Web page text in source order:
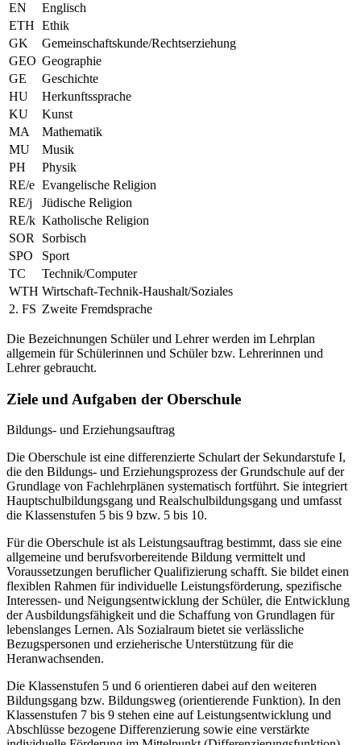
EN
Englisch
ETH Ethik
GK
Gemeinschaftskunde/Rechtserziehung
GEO Geographie
GE
Geschichte
HU
Herkunftssprache
KU
Kunst
MA
Mathematik
MU
Musik
PH
Physik
RE/e Evangelische Religion
RE/j
Jüdische Religion
RE/k Katholische Religion
SOR
Sorbisch
SPO
Sport
TC
Technik/Computer
WTH Wirtschaft-Technik-Haushalt/Soziales
2. FS Zweite Fremdsprache
Die Bezeichnungen Schüler und Lehrer werden im Lehrplan
allgemein für Schülerinnen und Schüler bzw. Lehrerinnen und
Lehrer gebraucht.
Ziele und Aufgaben der Oberschule
Bildungs- und Erziehungsauftrag
Die Oberschule ist eine differenzierte Schulart der Sekundarstufe I,
die den Bildungs- und Erziehungsprozess der Grundschule auf der
Grundlage von Fachlehrplänen systematisch fortführt. Sie integriert
Hauptschulbildungsgang und Realschulbildungsgang und umfasst
die Klassenstufen 5 bis 9 bzw. 5 bis 10.
Für die Oberschule ist als Leistungsauftrag bestimmt, dass sie eine
allgemeine und berufsvorbereitende Bildung vermittelt und
Voraussetzungen beruflicher Qualifizierung schafft. Sie bildet einen
flexiblen Rahmen für individuelle Leistungsförderung, spezifische
Interessen- und Neigungsentwicklung der Schüler, die Entwicklung
der Ausbildungsfähigkeit und die Schaffung von Grundlagen für
lebenslanges Lernen. Als Sozialraum bietet sie verlässliche
Bezugspersonen und erzieherische Unterstützung für die
Heranwachsenden.
Die Klassenstufen 5 und 6 orientieren dabei auf den weiteren
Bildungsgang bzw. Bildungsweg (orientierende Funktion). In den
Klassenstufen 7 bis 9 stehen eine auf Leistungsentwicklung und
Abschlüsse bezogene Differenzierung sowie eine verstärkte